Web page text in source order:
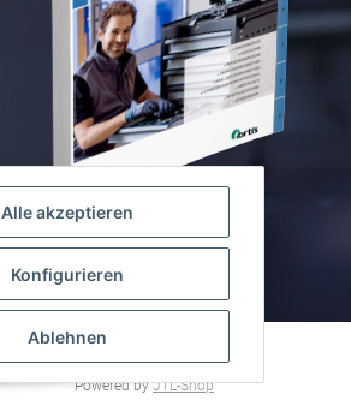
Alle akzeptieren
Konfigurieren
Ablehnen
Powered byJTL-Shop